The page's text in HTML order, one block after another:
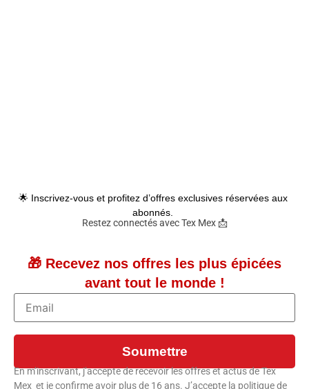
🌟 Inscrivez-vous et profitez d’offres exclusives réservées aux
abonnés.
Restez connectés avec Tex Mex 📩
🎁 Recevez nos offres les plus épicées
avant tout le monde !
Soumettre
En m’inscrivant, j’accepte de recevoir les offres et actus de Tex
Mex et je confirme avoir plus de 16 ans. J’accepte la politique de